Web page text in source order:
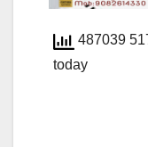
487039
today